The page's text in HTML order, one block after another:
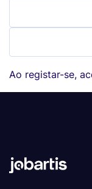
Ao registar-se,